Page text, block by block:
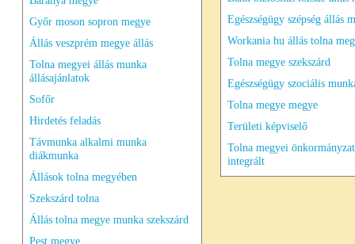
Győr moson sopron megye
Állás veszprém megye állás
Tolna megyei állás munka
állásajánlatok
Sofőr
Hirdetés feladás
Távmunka alkalmi munka
diákmunka
Állások tolna megyében
Szekszárd tolna
Állás tolna megye munka szekszárd
Pest megye
Egészségügy szépség állás
Workania hu állás tolna
Tolna megye szekszárd
Egészségügy szociális
Tolna megye megye
Területi képviselő
Tolna megyei önkormányzat
integrált